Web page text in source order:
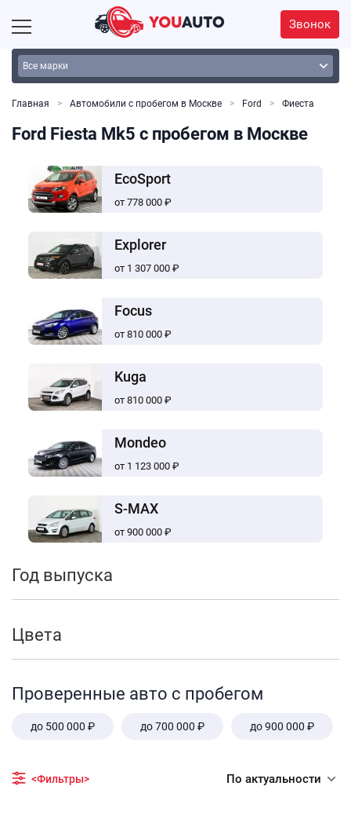
Звонок
Главная Автомобили с пробегом в Москве Ford Фиеста
Ford Fiesta Mk5 с пробегом в Москве
EcoSport
от 778 000 ₽
Explorer
от 1 307 000 ₽
Focus
от 810 000 ₽
Kuga
от 810 000 ₽
Mondeo
от 1 123 000 ₽
S-MAX
от 900 000 ₽
Год выпуска
Цвета
Проверенные авто с пробегом
до 500 000 ₽ до 700 000 ₽ до 900 000 ₽
<Фильтры> По актуальности